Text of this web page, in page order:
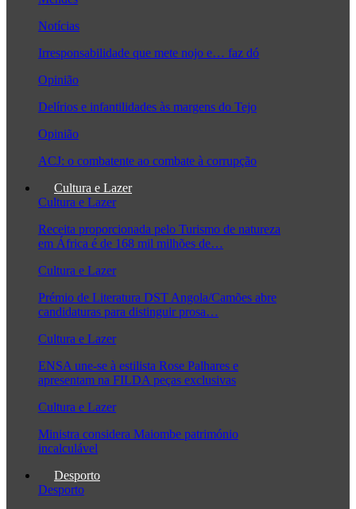
Notícias
Irresponsabilidade que mete nojo e… faz dó
Opinião
Delírios e infantilidades às margens do Tejo
Opinião
ACJ: o combatente ao combate à corrupção
Cultura e Lazer
Cultura e Lazer
Receita proporcionada pelo Turismo de natureza
em África é de 168 mil milhões de…
Cultura e Lazer
Prémio de Literatura DST Angola/Camões abre
candidaturas para distinguir prosa…
Cultura e Lazer
ENSA une-se à estilista Rose Palhares e
apresentam na FILDA peças exclusivas
Cultura e Lazer
Ministra considera Maiombe património
incalculável
Desporto
Desporto